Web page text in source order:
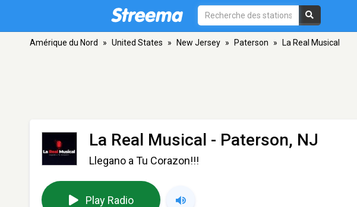
Amérique du Nord » United States » New Jersey » Paterson » La Real Musical
La Real Musical - Paterson, NJ
Llegano a Tu Corazon!!!
Play Radio